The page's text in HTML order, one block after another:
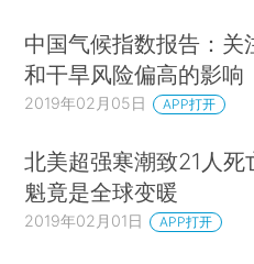
中国气候指数报告：关
和干旱风险偏高的影响
2019年02月05日 APP打开
北美超强寒潮致21人死
魁竟是全球变暖
2019年02月01日 APP打开